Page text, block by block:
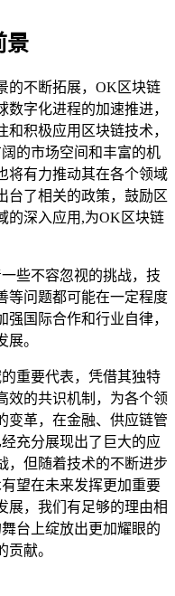
景
的不断拓展，OK区块链
字化进程的加速推进，
积极应用区块链技术，
的市场空间和丰富的机
将有力推动其在各个领域
台了相关的政策，鼓励区
的深入应用,为OK区块链
些不容忽视的挑战，技
等问题都可能在一定程度
强国际合作和行业自律，
。
重要代表，凭借其独特
效的共识机制，为各个领
变革，在金融、供应链管
充分展现出了巨大的应
，但随着技术的不断进步
望在未来发挥更加重要
展，我们有足够的理由相
台上绽放出更加耀眼的
献。